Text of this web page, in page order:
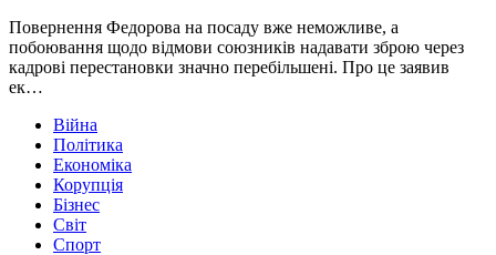
Повернення Федорова на посаду вже неможливе, а
побоювання щодо відмови союзників надавати зброю через
кадрові перестановки значно перебільшені. Про це заявив
ек…
Війна
Політика
Економіка
Корупція
Бізнес
Світ
Спорт